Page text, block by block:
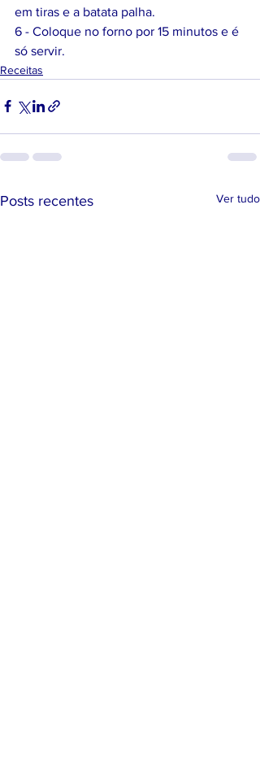
em tiras e a batata palha.
6 - Coloque no forno por 15 minutos e é
só servir.
Receitas
Posts recentes Ver tudo